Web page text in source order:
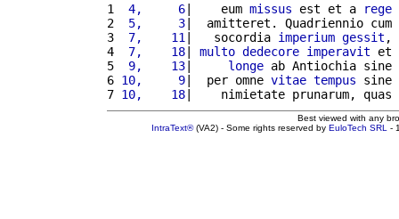
1
4,     6|    eum missus est et a
rege
2
5,     3|  amitteret. Quadriennio cum
3
7,    11 |   socordia imperium gessit ,
4
7,    18| multo dedecore imperavit et
5
9,    13| longe ab Antiochia sine
6 10,     9|  per omne vitae tempus sine
7 10,    18|    nimietate prunarum, quas
Best viewed with any
IntraText®(VA2) - Some rights reserved by EuloTech SRL -